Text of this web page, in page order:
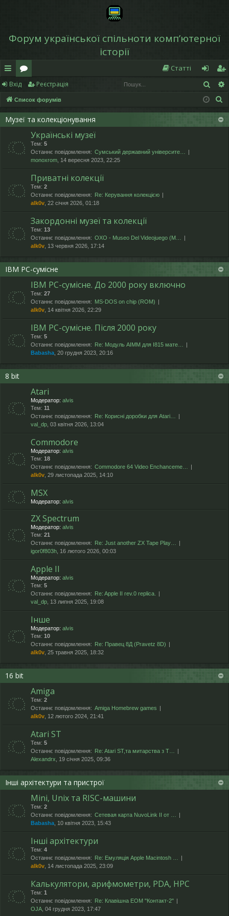
Форум української спільноти компʼютерної
історії
в
и
дк
д
ос
о
ру
м
Статті
хі
д
еє
ст
р
я
Вхід Реєстрація
Список форумів
Музеї та колекціонування
Українські музеї
Тем: 5
Останнє повідомлення: Сумський державний університе…
monoxrom , 14 вересня 2023, 22:25
Приватні колекції
Тем: 2
Останнє повідомлення:
Re: Керування колекцією
alk0v , 22 січня 2026, 01:18
Закордонні музеї та колекції
Тем: 13
Останнє повідомлення: OXO - Museo Del Videojuego (М…
alk0v , 13 червня 2026, 17:14
IBM PC-сумісне
IBM PC-сумісне. До 2000 року включно
Тем: 27
Останнє повідомлення: MS-DOS on chip (ROM)
alk0v , 14 квітня 2026, 22:29
IBM PC-сумісне. Після 2000 року
Тем: 5
Останнє повідомлення:
Re: Модуль AIMM для I815 мате…
Babasha , 20 грудня 2023, 20:16
8 bit
Atari
Модератор: alvis
Тем: 11
Останнє повідомлення:
Re: Корисні доробки для Atari…
val_dp , 03 квітня 2026, 13:04
Commodore
Модератор: alvis
Тем: 18
Останнє повідомлення: Commodore 64 Video Enchanceme…
alk0v , 29 листопада 2025, 14:10
MSX
Модератор: alvis
ZX Spectrum
Модератор: alvis
Тем: 21
Останнє повідомлення:
Re: Just another ZX Tape Play…
igor0f803h , 16 лютого 2026, 00:03
Apple II
Модератор: alvis
Тем: 5
Останнє повідомлення:
Re: Apple II rev.0 replica.
val_dp , 13 липня 2025, 19:08
Інше
Модератор: alvis
Тем: 10
Останнє повідомлення:
Re: Правец 8Д (Pravetz 8D)
alk0v , 25 травня 2025, 18:32
16 bit
Amiga
Тем: 2
Останнє повідомлення: Amiga Homebrew games
alk0v , 12 лютого 2024, 21:41
Atari ST
Тем: 5
Останнє повідомлення:
Re: Atari ST,та митарства з T…
Alexandrx , 19 січня 2025, 09:36
Інші архітектури та пристрої
Mini, Unix та RISC-машини
Тем: 2
Останнє повідомлення: Сетевая карта NuvoLink II от …
Babasha , 10 квітня 2023, 15:43
Інші архітектури
Тем: 4
Останнє повідомлення:
Re: Емуляція Apple Macintosh …
alk0v , 14 листопада 2025, 23:09
Калькулятори, арифмометри, PDA, HPC
Тем: 1
Останнє повідомлення:
Re: Клавішна ЕОМ "Контакт-2"
OJA , 04 грудня 2023, 17:47